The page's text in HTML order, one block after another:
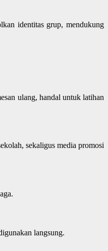
identitas grup, mendukung
ulang, handal untuk latihan
sekaligus media promosi
langsung.